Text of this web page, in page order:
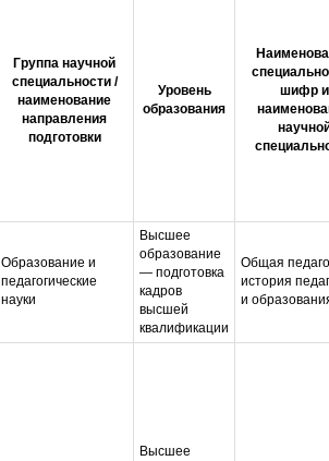
Группа научной
специальности /
наименование
направления
подготовки
Уровень
образования
шифр и
Образование и
педагогические
науки
Высшее
образование
— подготовка
кадров
высшей
квалификации
Общая
история
и
Высшее